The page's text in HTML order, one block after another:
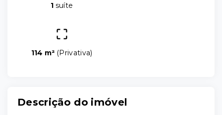
1 suíte
114 m² (Privativa)
Descrição do imóvel